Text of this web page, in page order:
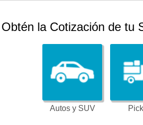
Obtén la Cotización de tu
Autos y SUV